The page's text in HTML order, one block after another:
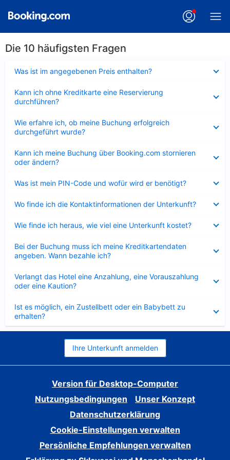
Die 10 häufigsten Fragen
Was ist im angegebenen Preis enthalten?
Kann ich ohne Kreditkarte eine Reservierung
durchführen?
Wie erfahre ich, ob meine Buchung erfolgreich
durchgeführt wurde?
Kann ich meine Buchung über Booking.com stornieren
oder ändern?
Was ist mein PIN-Code und wofür wird er benötigt?
Wo finde ich die Kontaktinformationen der Unterkunft?
Wie finde ich heraus, wie viel eine Unterkunft kostet?
Bei der Buchung muss ich meine Kreditkartendaten
angeben. Wann bezahle ich?
Verlangt das Hotel eine Anzahlung, eine Vorauszahlung
oder eine Kaution?
Ist es möglich, ein Zustellbett oder ein Babybett zu
erhalten?
Ihre Unterkunft anmelden
Version für Desktop-Computer
Nutzungsbedingungen
Unser Konzept
Datenschutzerklärung
Cookie-Einstellungen verwalten
Persönliche Empfehlungen verwalten